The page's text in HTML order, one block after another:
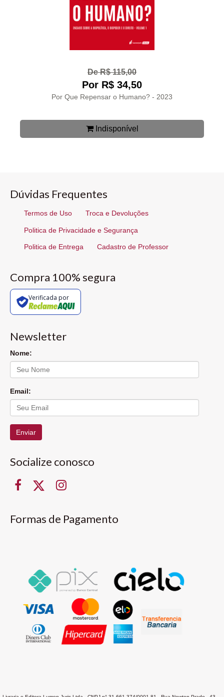
De R$ 115,00
Por R$ 34,50
Por Que Repensar o Humano? - 2023
Indisponível
Dúvidas Frequentes
Termos de Uso Troca e Devoluções
Politica de Privacidade e Segurança
Politica de Entrega Cadastro de Professor
Compra 100% segura
Verificada por
Newsletter
Nome:
Email:
Enviar
Socialize conosco
Formas de Pagamento